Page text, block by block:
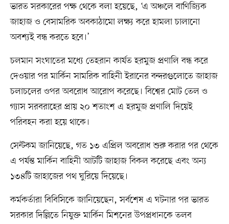
ভারত সরকারের পক্ষ থেকে বলা হয়েছে, ‘এ অঞ্চলে বাণিজ্যিক
জাহাজ ও বেসামরিক অবকাঠামো লক্ষ্য করে হামলা চালানো
অবশ্যই বন্ধ করতে হবে।’
চলমান সংঘাতের মধ্যে তেহরান কার্যত হরমুজ প্রণালি বন্ধ করে
দেওয়ার পর মার্কিন সামরিক বাহিনী ইরানের বন্দরগুলোতে জাহাজ
চলাচলের ওপর অবরোধ আরোপ করেছে। বিশ্বের মোট তেল ও
গ্যাস সরবরাহের প্রায় ২০ শতাংশ এ হরমুজ প্রণালি দিয়েই
পরিবহন করা হয়ে থাকে।
সেন্টকম জানিয়েছে, গত ১৩ এপ্রিল অবরোধ শুরু করার পর থেকে
এ পর্যন্ত মার্কিন বাহিনী আটটি জাহাজ বিকল করেছে এবং অন্য
১৩৪টি জাহাজের পথ ঘুরিয়ে দিয়েছে।
কর্মকর্তারা বিবিসিকে জানিয়েছেন, সর্বশেষ এ ঘটনার পর ভারত
সরকার দিল্লিতে নিযুক্ত মার্কিন মিশনের উপপ্রধানকে তলব